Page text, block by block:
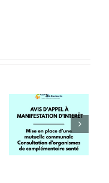
Vigilance
sécheresse –